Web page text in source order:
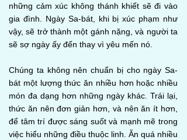
những cảm xúc không thánh khiết sẽ đi vào
gia đình. Ngày Sa-bát, khi bị xúc phạm như
vậy, sẽ trở thành một gánh nặng, và người ta
sẽ sợ ngày ấy đến thay vì yêu mến nó.
Chúng ta không nên chuẩn bị cho ngày Sa-
bát một lượng thức ăn nhiều hơn hoặc nhiều
món đa dạng hơn những ngày khác. Trái lại,
thức ăn nên đơn giản hơn, và nên ăn ít hơn,
để tâm trí được sáng suốt và mạnh mẽ trong
việc hiểu những điều thuộc linh. Ăn quá nhiều